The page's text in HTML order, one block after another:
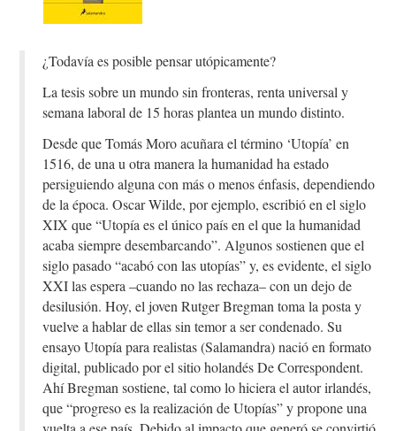
¿Todavía es posible pensar utópicamente?
La tesis sobre un mundo sin fronteras, renta universal y
semana laboral de 15 horas plantea un mundo distinto.
Desde que Tomás Moro acuñara el término ‘Utopía’ en
1516, de una u otra manera la humanidad ha estado
persiguiendo alguna con más o menos énfasis, dependiendo
de la época. Oscar Wilde, por ejemplo, escribió en el siglo
XIX que “Utopía es el único país en el que la humanidad
acaba siempre desembarcando”. Algunos sostienen que el
siglo pasado “acabó con las utopías” y, es evidente, el siglo
XXI las espera –cuando no las rechaza– con un dejo de
desilusión. Hoy, el joven Rutger Bregman toma la posta y
vuelve a hablar de ellas sin temor a ser condenado. Su
ensayo Utopía para realistas (Salamandra) nació en formato
digital, publicado por el sitio holandés De Correspondent.
Ahí Bregman sostiene, tal como lo hiciera el autor irlandés,
que “progreso es la realización de Utopías” y propone una